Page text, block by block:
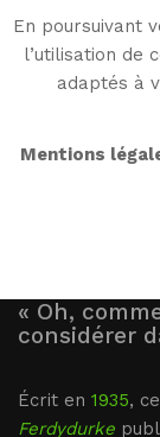
En poursuivant
l’utilisation de
adaptés à
Mentions
WG
Witold
« Oh,
considérer
Écrit en 1935,
Ferdydurke